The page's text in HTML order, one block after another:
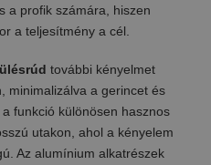
a profik számára, hiszen
a teljesítmény a cél.
további kényelmet
minimalizálva a gerincet és
funkció különösen hasznos
utakon, ahol a kényelem
Az alumínium alkatrészek